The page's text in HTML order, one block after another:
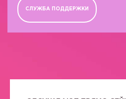
СЛУЖБА ПОДДЕРЖКИ